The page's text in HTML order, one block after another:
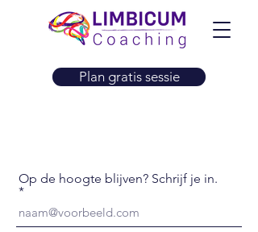
Plan gratis sessie
Op de hoogte blijven? Schrijf je in.